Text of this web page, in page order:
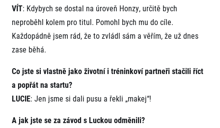
Informace o webu
Všeobecné smluvní podmínky
Informace o cookies
VÍT: Kdybych se dostal na úroveň Honzy, určitě bych
neproběhl kolem pro titul. Pomohl bych mu do cíle.
Každopádně jsem rád, že to zvládl sám a věřím, že už dnes
zase běhá.
Co jste si vlastně jako životní i tréninkoví partneři stačili říct
a popřát na startu?
LUCIE: Jen jsme si dali pusu a řekli „makej“!
A jak jste se za závod s Luckou odměnili?